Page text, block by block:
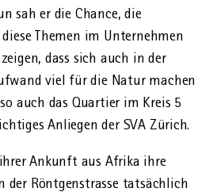
sah er die Chance, die
Themen im Untern­ehmen
dass sich auch in der
viel für die Natur machen
auch das Quartier im Kreis 5
Anliegen der SVA Zürich.
An­kunft aus Afrika ihre
der Röntgen­strasse tatsächlich